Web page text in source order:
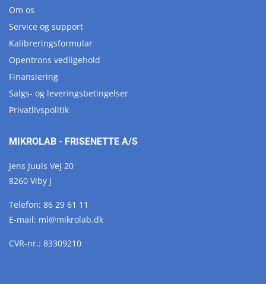
Om os
Service og support
Kalibreringsformular
Opentrons vedligehold
Finansiering
Salgs- og leveringsbetingelser
Privatlivspolitik
MIKROLAB - FRISENETTE A/S
Jens Juuls Vej 20
8260 Viby J
Telefon: 86 29 61 11
E-mail: ml@mikrolab.dk
CVR-nr.: 83309210